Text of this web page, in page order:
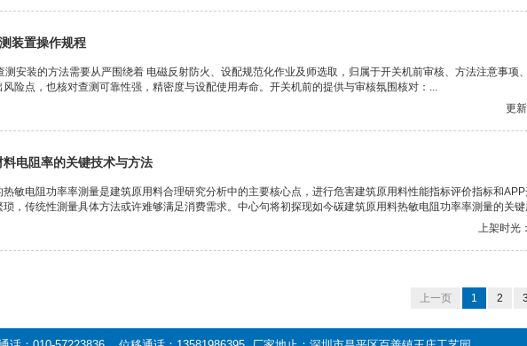
装置操作规程
测安装的方法需要从严围绕着 电磁反射防火、设配规范化作业及师选取，归属于开关机前审核、方法注意事项
险点，也核对查测可靠性强，精密度与设配使用寿命。开关机前的提供与审核氛围核对：...
更
电阻率的关键技术与方法
热敏电阻功率率測量是建筑原用料合理研究分析中的主要核心点，进行危害建筑原用料性能指标评价指标和
，传统性測量具体方法或许难够满足消费需求。中心句将初探现如今碳建筑原用料热敏电阻功率率測量的关
上架时光
上一页 1 2 3